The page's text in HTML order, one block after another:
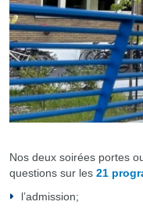
Nos deux soirées portes
questions sur les 21
l’admission;